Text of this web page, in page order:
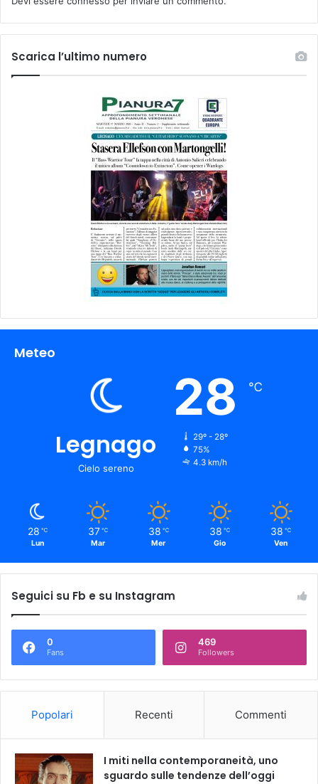
Scarica l’ultimo numero
Meteo
Legnago
Cielo sereno
28 ℃
29º - 28º
75%
4.3 km/h
28 ℃
Lun
37 ℃
Mar
38 ℃
Mer
38 ℃
Gio
38 ℃
Ven
Seguici su Fb e su Instagram
0
Fans
469
Followers
Popolari Recenti Commenti
I miti nella contemporaneità, uno
sguardo sulle tendenze dell’oggi